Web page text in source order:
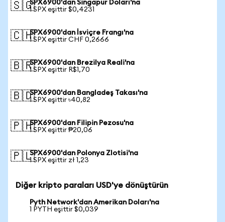
🇸🇬SPX6900'dan Singapur Doları'na
1 SPX eşittir $0,4231
🇨🇭SPX6900'dan İsviçre Frangı'na
1 SPX eşittir CHF 0,2666
🇧🇷SPX6900'dan Brezilya Reali'na
1 SPX eşittir R$1,70
🇧🇩SPX6900'dan Bangladeş Takası'na
1 SPX eşittir ৳40,82
🇵🇭SPX6900'dan Filipin Pezosu'na
1 SPX eşittir ₱20,06
🇵🇱SPX6900'dan Polonya Zlotisi'na
1 SPX eşittir zł 1,23
Diğer kripto paraları USD'ye dönüştürün
Pyth Network'dan Amerikan Doları'na
1 PYTH eşittir $0,039